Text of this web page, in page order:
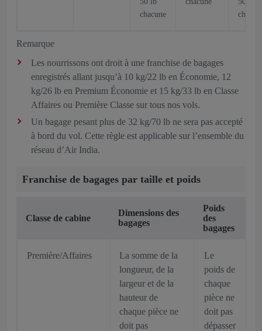
chacune
Remarque
Les nourrissons ont droit à une franchise de bagages
enregistrés allant jusqu’à 10 kg/22 lb en Économie, 12
kg/26 lb en Premium Économie et 15 kg/33 lb en Classe
Affaires ou Première Classe sur tous nos vols.
Un bagage pesant plus de 32 kg/70 lb ne sera pas accepté
à bord du vol. Cette règle est applicable sur l’ensemble du
réseau d’Air India.
Franchise de bagages par taille et poids
Classe de cabine
Dimensions des
bagages
Poids
des
bagages
Première/Affaires
La somme de la
longueur, de la
largeur et de la
hauteur de
chaque pièce ne
doit pas
Le
poids de
chaque
pièce ne
doit pas
dépasser